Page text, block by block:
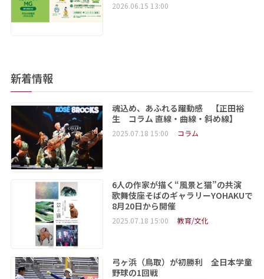
2026.06.15 13:00
新着情報
魂込め、あふれる躍動感 【正田裕
生 コラム 直線・曲線・斜め線】
2025.07.18 15:00 コラム
6人の作家が描く“風景と猫”の共演
歌舞伎座そばのギャラリーYOHAKUで
8月20日から開催
2025.07.18 15:00 教育/文化
弓ヶ浜（鳥取）が初勝利 全日本学童
野球の1回戦